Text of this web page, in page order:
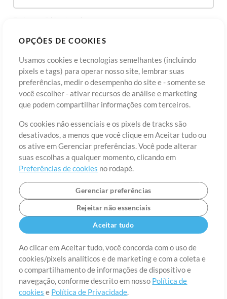
OPÇÕES DE COOKIES
Usamos cookies e tecnologias semelhantes (incluindo
pixels e tags) para operar nosso site, lembrar suas
preferências, medir o desempenho do site e - somente se
você escolher - ativar recursos de análise e marketing
que podem compartilhar informações com terceiros.
Os cookies não essenciais e os pixels de tracks são
desativados, a menos que você clique em Aceitar tudo ou
os ative em Gerenciar preferências. Você pode alterar
suas escolhas a qualquer momento, clicando em
Preferências de cookies no rodapé.
Gerenciar preferências
Rejeitar não essenciais
Aceitar tudo
Ao clicar em Aceitar tudo, você concorda com o uso de
cookies/pixels analíticos e de marketing e com a coleta e
o compartilhamento de informações de dispositivo e
navegação, conforme descrito em nosso Política de
cookies e Política de Privacidade.
Endereço 2 (Opcional)
Cidade
País CEP
Estado Idioma
Sobre Termos de Uso Política de Privacidade
Preferências de
cookies
Contato
©2006-2026 por MultiTracks LLC. Todos os Direitos Reservados.